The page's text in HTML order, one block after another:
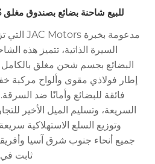
للبيع شاحنة بضائع بصندوق مغلق 3 طن شاحنة فان جافة JAC
السيرة الذاتية، تتميز هذه
البضائع بجسم شحن مغلق بالكامل
إطار فولاذي مقوى وألواح مركبة
فائقة للبضائع وأمانًا ضد
السريعة، وتسليم الميل الأخير
وتوزيع السلع الاستهلاكية
جميع أنحاء جنوب شرق آسيا
ثابت في